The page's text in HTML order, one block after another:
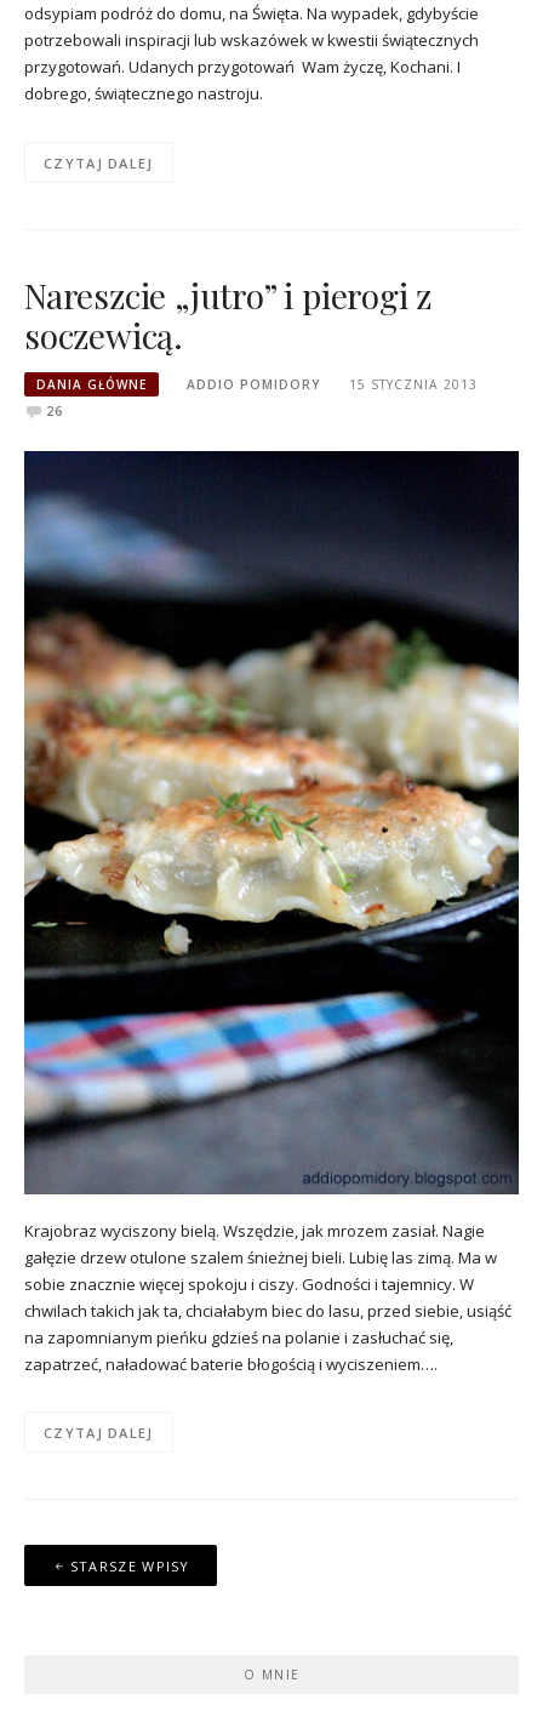
odsypiam podróż do domu, na Święta. Na wypadek, gdybyście
potrzebowali inspiracji lub wskazówek w kwestii świątecznych
przygotowań. Udanych przygotowań Wam życzę, Kochani. I
dobrego, świątecznego nastroju.
CZYTAJ DALEJ
Nareszcie „jutro” i pierogi z
soczewicą.
DANIA GŁÓWNE ADDIO POMIDORY
15 STYCZNIA 2013
26
Krajobraz wyciszony bielą. Wszędzie, jak mrozem zasiał. Nagie
gałęzie drzew otulone szalem śnieżnej bieli. Lubię las zimą. Ma w
sobie znacznie więcej spokoju i ciszy. Godności i tajemnicy. W
chwilach takich jak ta, chciałabym biec do lasu, przed siebie, usiąść
na zapomnianym pieńku gdzieś na polanie i zasłuchać się,
zapatrzeć, naładować baterie błogością i wyciszeniem….
CZYTAJ DALEJ
Nawigacja
po
STARSZE WPISY
O MNIE